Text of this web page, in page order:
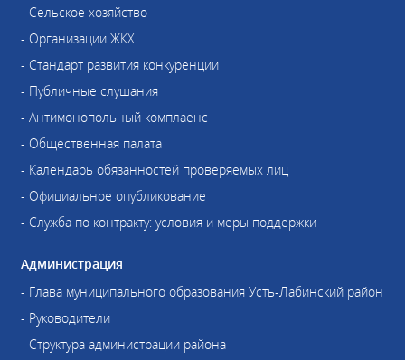
- Сельское хозяйство
- Организации ЖКХ
- Стандарт развития конкуренции
- Публичные слушания
- Антимонопольный комплаенс
- Общественная палата
- Календарь обязанностей проверяемых лиц
- Официальное опубликование
- Служба по контракту: условия и меры поддержки
Администрация
- Глава муниципального образования Усть-Лабинский район
- Руководители
- Структура администрации района